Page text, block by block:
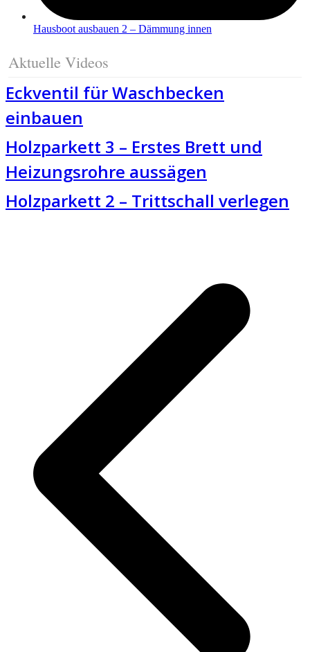
Hausboot ausbauen 2 – Dämmung innen
Aktuelle Videos
Eckventil für Waschbecken
einbauen
Holzparkett 3 – Erstes Brett und
Heizungsrohre aussägen
Holzparkett 2 – Trittschall verlegen